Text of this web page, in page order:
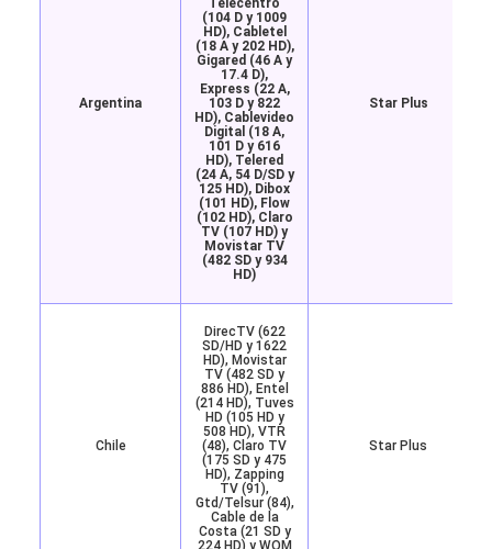
Argentina
Telecentro
(104 D y 1009
HD), Cabletel
(18 A y 202 HD),
Gigared (46 A y
17.4 D),
Express (22 A,
103 D y 822
HD), Cablevideo
Digital (18 A,
101 D y 616
HD), Telered
(24 A, 54 D/SD y
125 HD), Dibox
(101 HD), Flow
(102 HD), Claro
TV (107 HD) y
Movistar TV
(482 SD y 934
HD)
Star Plus
Chile
DirecTV (622
SD/HD y 1622
HD), Movistar
TV (482 SD y
886 HD), Entel
(214 HD), Tuves
HD (105 HD y
508 HD), VTR
(48), Claro TV
(175 SD y 475
HD), Zapping
TV (91),
Gtd/Telsur (84),
Cable de la
Costa (21 SD y
Star Plus